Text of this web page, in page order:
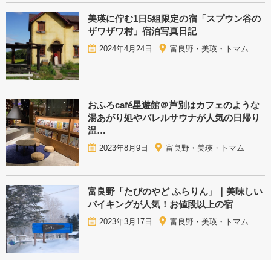
美瑛に佇む1日5組限定の宿「スプウン谷の
ザワザワ村」宿泊写真日記
2024年4月24日 富良野・美瑛・トマム
おふろcafé星遊館＠芦別はカフェのような
湯あがり処やバレルサウナが人気の日帰り
温…
2023年8月9日 富良野・美瑛・トマム
富良野「たびのやど ふらりん」｜美味しい
バイキングが人気！お値段以上の宿
2023年3月17日 富良野・美瑛・トマム